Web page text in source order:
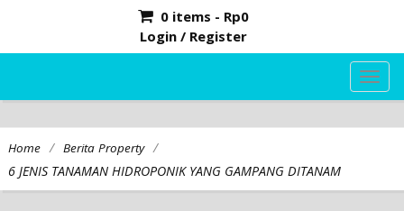
0 items - Rp0
Login / Register
Home / Berita Property /
6 JENIS TANAMAN HIDROPONIK YANG GAMPANG DITANAM